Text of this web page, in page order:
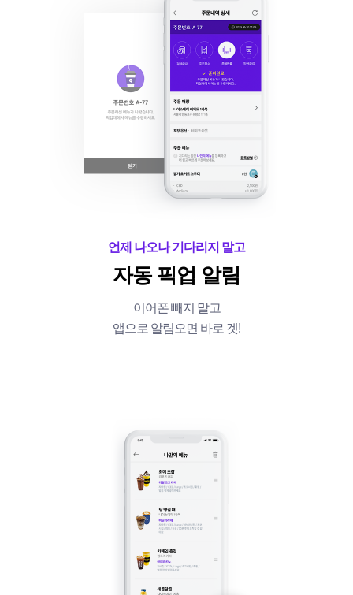
언제 나오나 기다리지 말고
자동 픽업 알림
이어폰 빼지 말고
앱으로 알림오면 바로 겟!